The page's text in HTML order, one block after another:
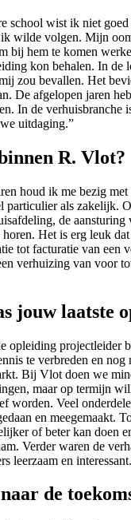
school wist ik niet
wilde volgen. Mijn
bij hem te komen
kon behalen. In de
zou bevallen. Het
De afgelopen jaren
In de verhuisbranche
uitdaging.”
R. Vlot?
houd ik me bezig
particulier als zakelijk.
de aansturing
Het is erg leuk
tot facturatie van een
verhuizing van voor
jouw laatste
opleiding projectleider
te verbreden en nog
Bij Vlot doen we
maar op termijn
worden. Veel
en meegemaakt.
of beter kan doen
Verder waren de
leerzaam en
de